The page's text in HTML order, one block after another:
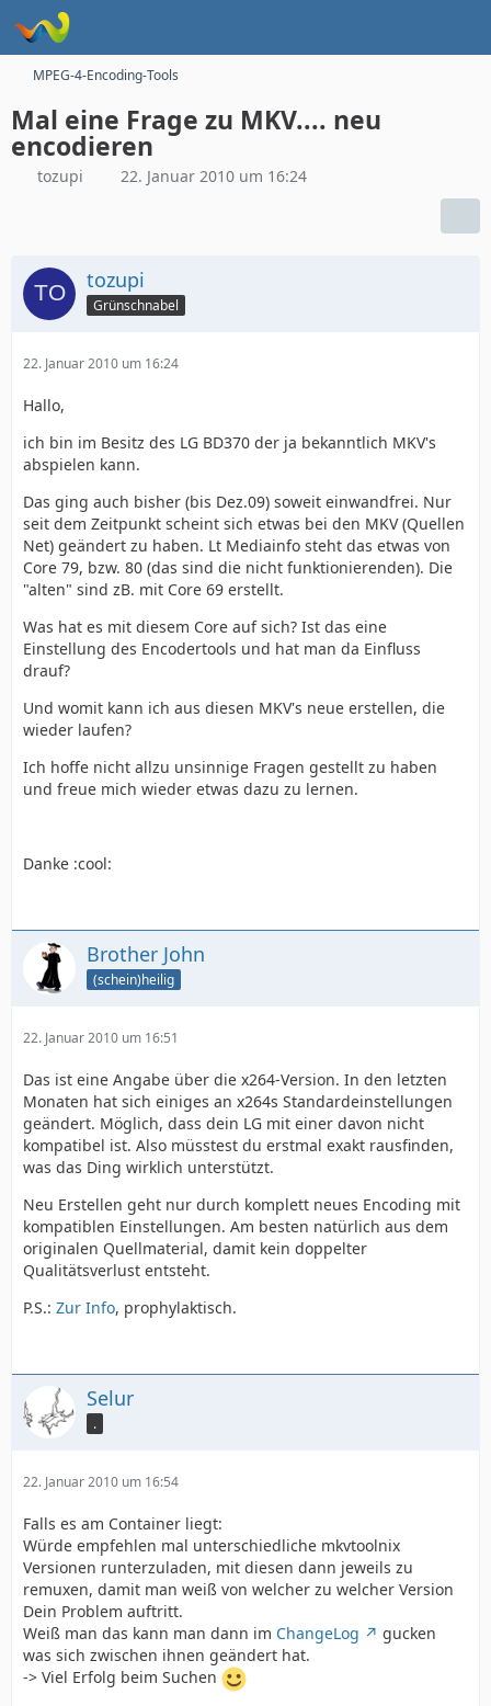
MPEG-4-Encoding-Tools
Mal eine Frage zu MKV.... neu
encodieren
tozupi 22. Januar 2010 um 16:24
tozupi
Grünschnabel
22. Januar 2010 um 16:24
Hallo,
ich bin im Besitz des LG BD370 der ja bekanntlich MKV's
abspielen kann.
Das ging auch bisher (bis Dez.09) soweit einwandfrei. Nur
seit dem Zeitpunkt scheint sich etwas bei den MKV (Quellen
Net) geändert zu haben. Lt Mediainfo steht das etwas von
Core 79, bzw. 80 (das sind die nicht funktionierenden). Die
"alten" sind zB. mit Core 69 erstellt.
Was hat es mit diesem Core auf sich? Ist das eine
Einstellung des Encodertools und hat man da Einfluss
drauf?
Und womit kann ich aus diesen MKV's neue erstellen, die
wieder laufen?
Ich hoffe nicht allzu unsinnige Fragen gestellt zu haben
und freue mich wieder etwas dazu zu lernen.
Danke :cool:
Brother John
(schein)heilig
22. Januar 2010 um 16:51
Das ist eine Angabe über die x264-Version. In den letzten
Monaten hat sich einiges an x264s Standardeinstellungen
geändert. Möglich, dass dein LG mit einer davon nicht
kompatibel ist. Also müsstest du erstmal exakt rausfinden,
was das Ding wirklich unterstützt.
Neu Erstellen geht nur durch komplett neues Encoding mit
kompatiblen Einstellungen. Am besten natürlich aus dem
originalen Quellmaterial, damit kein doppelter
Qualitätsverlust entsteht.
P.S.: Zur Info, prophylaktisch.
Selur
.
22. Januar 2010 um 16:54
Falls es am Container liegt:
Würde empfehlen mal unterschiedliche mkvtoolnix
Versionen runterzuladen, mit diesen dann jeweils zu
remuxen, damit man weiß von welcher zu welcher Version
Dein Problem auftritt.
Weiß man das kann man dann im ChangeLog
gucken
was sich zwischen ihnen geändert hat.
-> Viel Erfolg beim Suchen